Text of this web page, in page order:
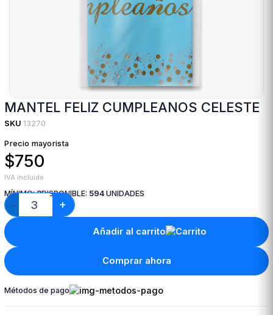
MANTEL FELIZ CUMPLEANOS CELESTE
SKU 13270
Precio mayorista
$750
IVA incluido
MÍNIMO:3DISPONIBLE: 594 UNIDADES
− +
Añadir al carrito
Comprar ahora
Métodos de pago